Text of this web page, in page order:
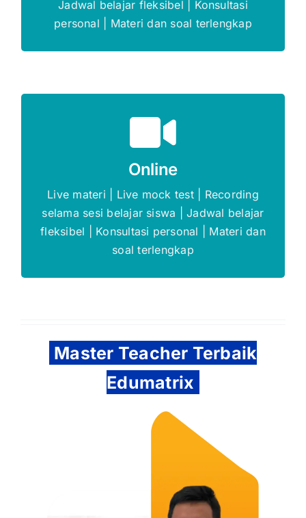
Jadwal belajar fleksibel | Konsultasi
personal | Materi dan soal terlengkap
Online
Live materi | Live mock test | Recording
selama sesi belajar siswa | Jadwal belajar
fleksibel | Konsultasi personal | Materi dan
soal terlengkap
Promo s.d 5%
Gratis Biaya Pendaftaran
DAFTAR SEKARANG
Master Teacher Terbaik
Edumatrix